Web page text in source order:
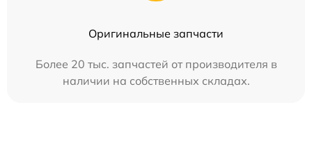
Оригинальные запчасти
Более 20 тыс. запчастей от производителя в
наличии на собственных складах.